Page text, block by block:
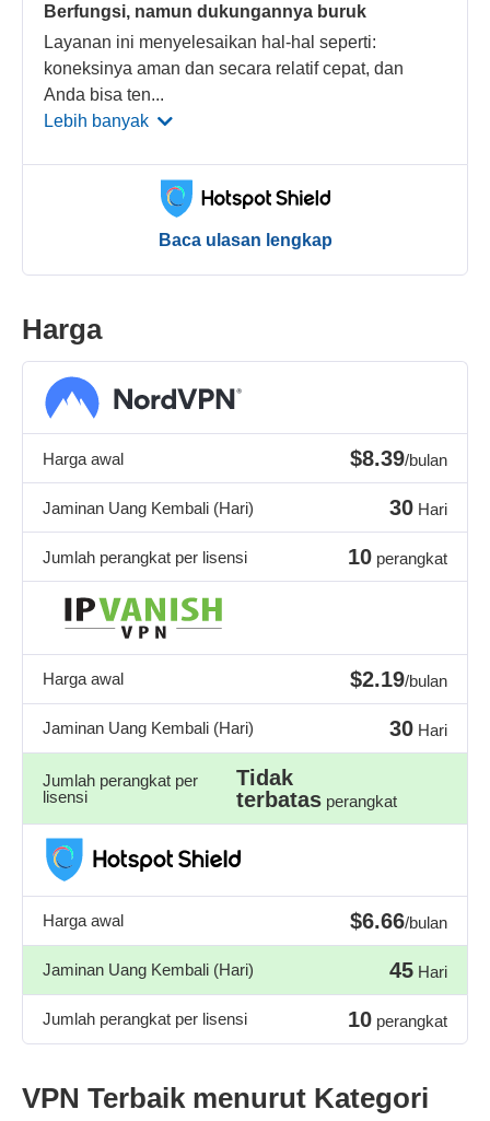
Berfungsi, namun dukungannya buruk
Layanan ini menyelesaikan hal-hal seperti:
koneksinya aman dan secara relatif cepat, dan
Anda bisa ten...
Lebih banyak
Baca ulasan lengkap
Harga
Harga awal $8.39/bulan
Jaminan Uang Kembali (Hari) 30 Hari
Jumlah perangkat per lisensi 10 perangkat
Harga awal $2.19/bulan
Jaminan Uang Kembali (Hari) 30 Hari
Jumlah perangkat per
lisensi
Tidak
terbatasperangkat
Harga awal $6.66/bulan
Jaminan Uang Kembali (Hari) 45 Hari
Jumlah perangkat per lisensi 10 perangkat
VPN Terbaik menurut Kategori